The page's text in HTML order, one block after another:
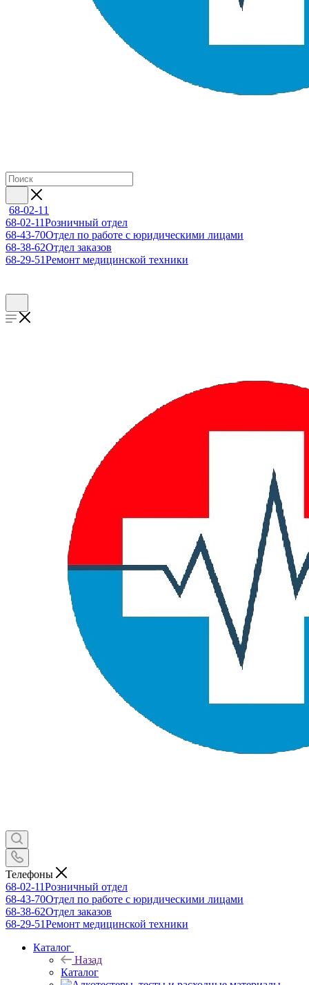
68-02-11
68-02-11Розничный отдел
68-43-70Отдел по работе с юридическими лицами
68-38-62Отдел заказов
68-29-51Ремонт медицинской техники
Телефоны
68-02-11Розничный отдел
68-43-70Отдел по работе с юридическими лицами
68-38-62Отдел заказов
68-29-51Ремонт медицинской техники
Каталог
Назад
Каталог